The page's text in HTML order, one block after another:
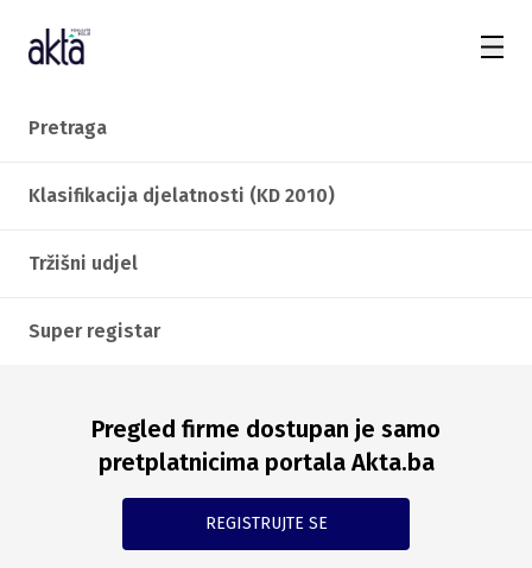
Pretraga
Klasifikacija djelatnosti (KD 2010)
Tržišni udjel
Super registar
Pregled firme dostupan je samo
pretplatnicima portala Akta.ba
REGISTRUJTE SE